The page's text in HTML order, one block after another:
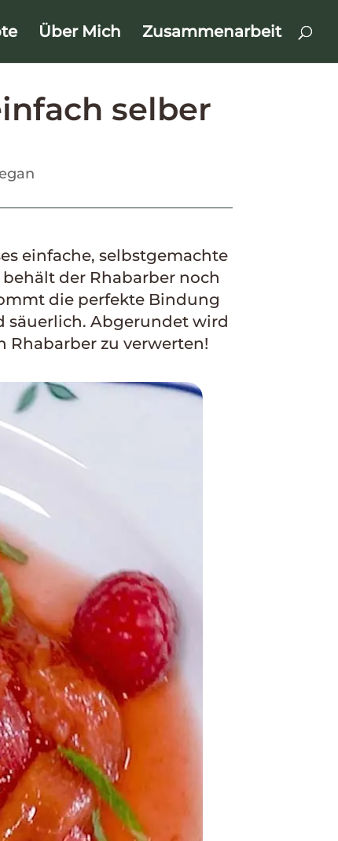
Über Mich Zusammenarbeit
selber
einfache, selbstgemachte
der Rhabarber noch
die perfekte Bindung
säuerlich. Abgerundet wird
Rhabarber zu verwerten!